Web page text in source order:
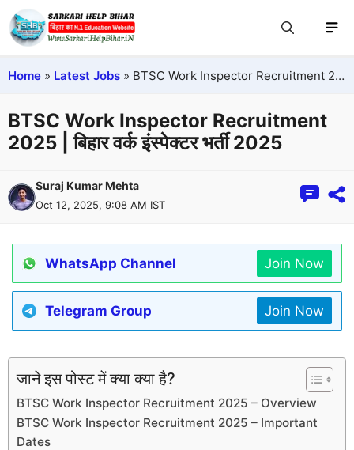
Home » Latest Jobs » BTSC Work Inspector Recruitment 2025 | बिहार वर्क इंस्पेक्टर भर्ती 2025
BTSC Work Inspector Recruitment
2025 | बिहार वर्क इंस्पेक्टर भर्ती 2025
Suraj Kumar Mehta
Oct 12, 2025, 9:08 AM IST
WhatsApp Channel Join Now
Telegram Group Join Now
जाने इस पोस्ट में क्या क्या है?
BTSC Work Inspector Recruitment 2025 – Overview
BTSC Work Inspector Recruitment 2025 – Important
Dates